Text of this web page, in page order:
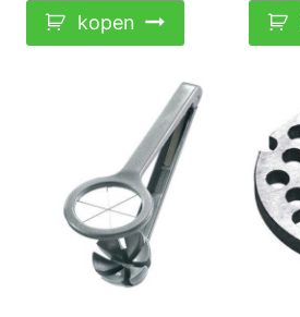
kopen